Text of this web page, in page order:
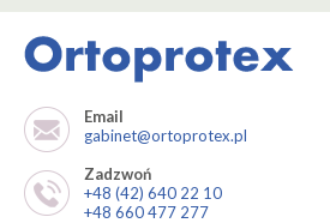
Email
gabinet@ortoprotex.pl
Zadzwoń
+48 (42) 640 22 10
+48 660 477 277